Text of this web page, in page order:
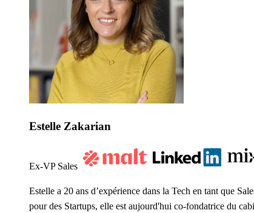
Estelle Zakarian
Ex-VP Sales
Estelle a 20 ans d’expérience dans la Tech en tant que
pour des Startups, elle est aujourd'hui co-fondatrice du